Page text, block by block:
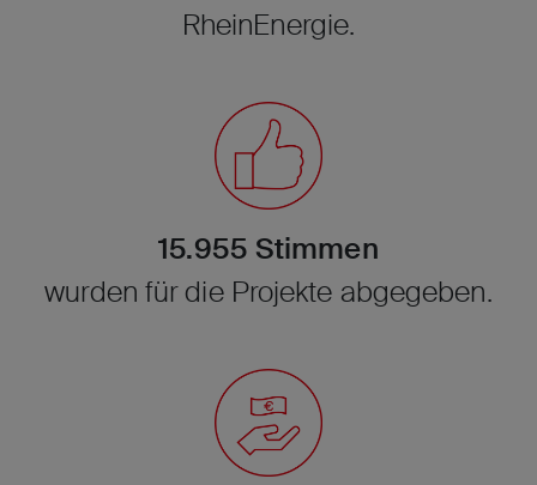
RheinEnergie.
15.955 Stimmen
wurden für die Projekte abgegeben.